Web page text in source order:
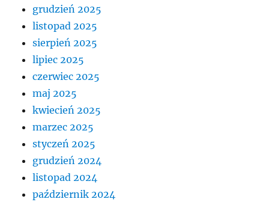
grudzień 2025
listopad 2025
sierpień 2025
lipiec 2025
czerwiec 2025
maj 2025
kwiecień 2025
marzec 2025
styczeń 2025
grudzień 2024
listopad 2024
październik 2024